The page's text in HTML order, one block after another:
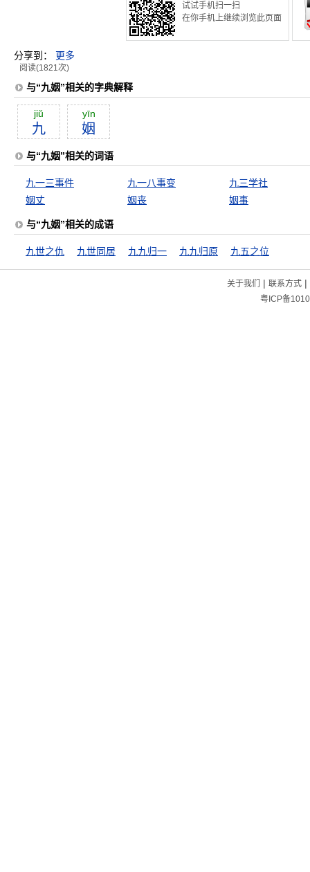
试试手机扫一扫
在你手机上继续浏览此页面
分享到： 更多
阅读(1821次)
与“九姻”相关的字典解释
jiŭ
九
yīn
姻
与“九姻”相关的词语
九一三事件 九一八事变
九三学社
姻丈
姻丧 姻事
与“九姻”相关的成语
九世之仇 九世同居 九九归一 九九归原 九五之位
关于我们 | 联系方式|
粤ICP备